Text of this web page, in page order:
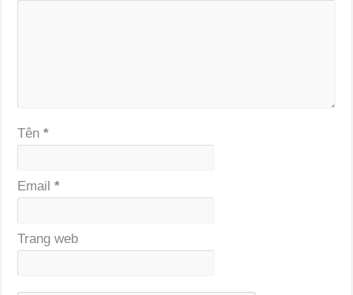
Tên*
Email*
Trang web